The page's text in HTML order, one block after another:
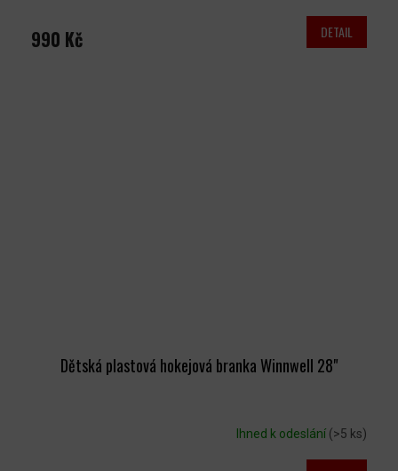
990 Kč DETAIL
Dětská plastová hokejová branka Winnwell 28"
Ihned k odeslání (>5 ks)